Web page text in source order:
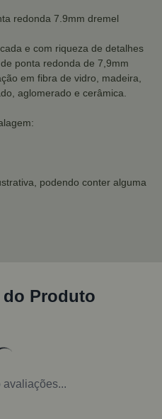
redonda 7.9mm dremel
e com riqueza de detalhes
ponta redonda de 7,9mm
em fibra de vidro, madeira,
aglomerado e cerâmica.
podendo conter alguma
do Produto
avaliações...